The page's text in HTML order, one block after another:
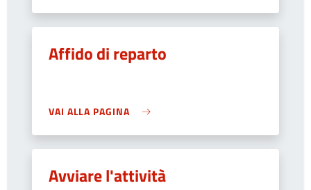
Affido di reparto
VAI ALLA PAGINA
Avviare l'attività